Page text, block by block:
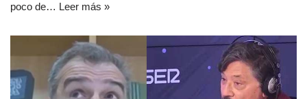
poco de… Leer más »